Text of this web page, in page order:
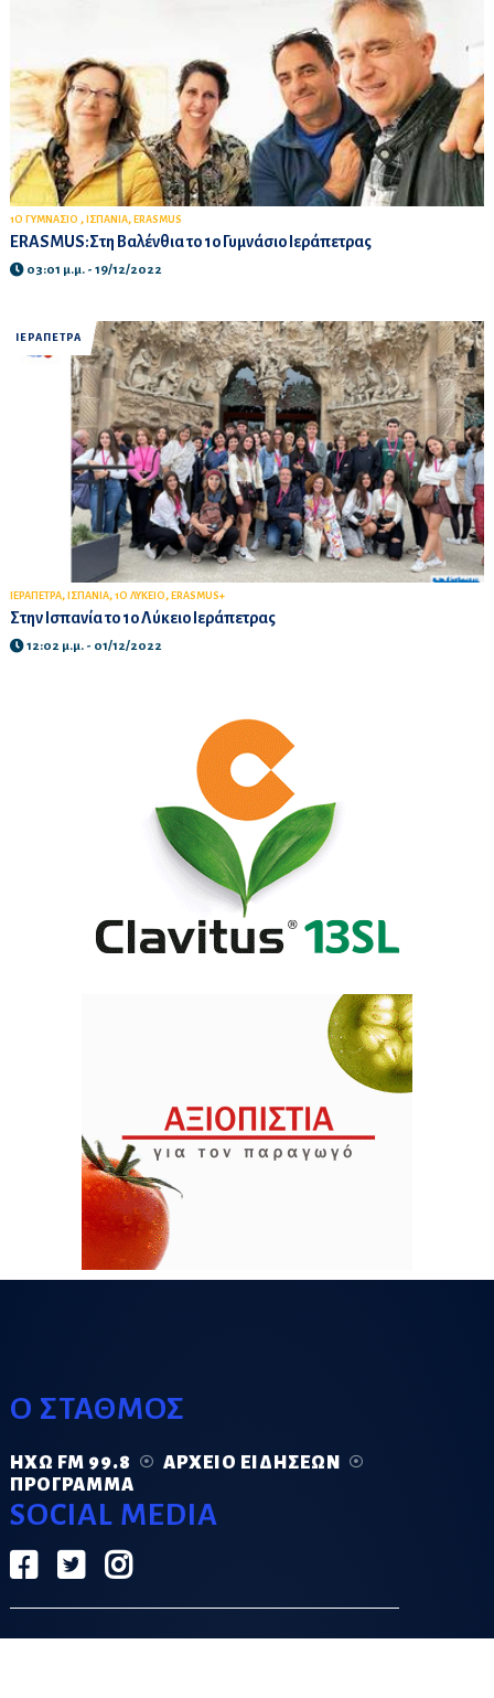
1Ο ΓΥΜΝΑΣΙΟ , ΙΣΠΑΝΙΑ, ERASMUS
ERASMUS:Στη Βαλένθια το 1ο Γυμνάσιο Ιεράπετρας
03:01 μ.μ. - 19/12/2022
ΙΕΡΑΠΕΤΡΑ
ΙΕΡΑΠΕΤΡΑ, ΙΣΠΑΝΙΑ, 1Ο ΛΥΚΕΙΟ, ERASMUS+
Στην Ισπανία το 1ο Λύκειο Ιεράπετρας
12:02 μ.μ. - 01/12/2022
Ο ΣΤΑΘΜΟΣ
ΗΧΏ FM 99.8
ΑΡΧΕΊΟ ΕΙΔΉΣΕΩΝ
ΠΡΌΓΡΑΜΜΑ
SOCIAL MEDIA